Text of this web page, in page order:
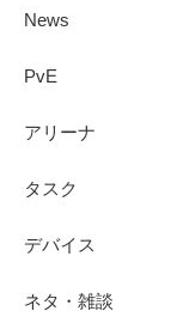
News
PvE
アリーナ
タスク
デバイス
ネタ・雑談